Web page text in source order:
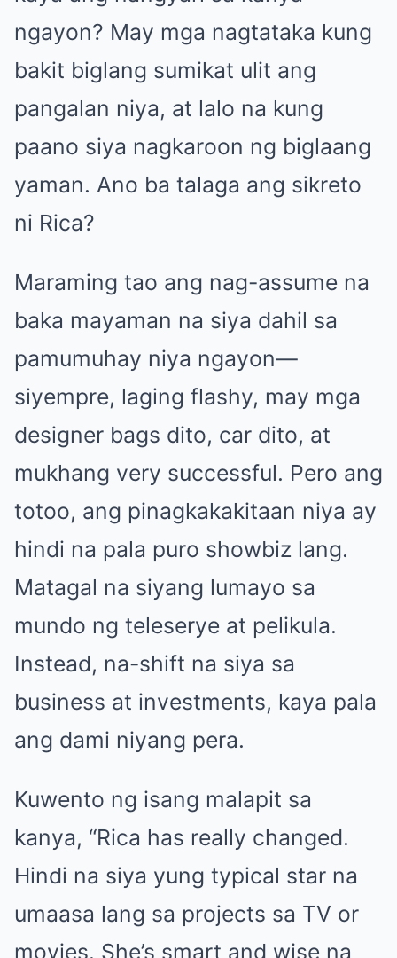
ngayon? May mga nagtataka kung
bakit biglang sumikat ulit ang
pangalan niya, at lalo na kung
paano siya nagkaroon ng biglaang
yaman. Ano ba talaga ang sikreto
ni Rica?
Maraming tao ang nag-assume na
baka mayaman na siya dahil sa
pamumuhay niya ngayon—
siyempre, laging flashy, may mga
designer bags dito, car dito, at
mukhang very successful. Pero ang
totoo, ang pinagkakakitaan niya ay
hindi na pala puro showbiz lang.
Matagal na siyang lumayo sa
mundo ng teleserye at pelikula.
Instead, na-shift na siya sa
business at investments, kaya pala
ang dami niyang pera.
Kuwento ng isang malapit sa
kanya, “Rica has really changed.
Hindi na siya yung typical star na
umaasa lang sa projects sa TV or
movies. She’s smart and wise na